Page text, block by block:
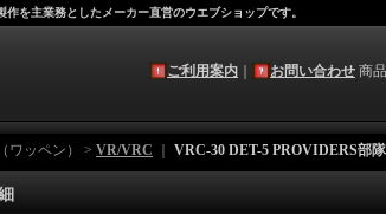
を主業務としたメーカー直営のウエブショップです。
ご利用案内 お問い合わせ 商
ワッペン） > VR/VRC VRC-30 DET-5 PROVIDERS部